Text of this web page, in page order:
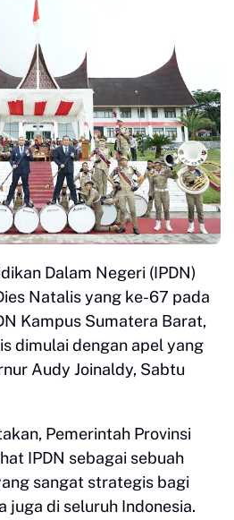
Dalam Negeri (IPDN)
Natalis yang ke-67 pada
Kampus Sumatera Barat,
dimulai dengan apel yang
Audy Joinaldy, Sabtu
Pemerintah Provinsi
IPDN sebagai sebuah
sangat strategis bagi
juga di seluruh Indonesia.